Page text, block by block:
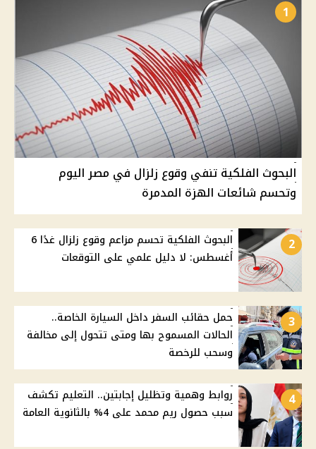
1
البحوث الفلكية تنفي وقوع زلزال في مصر اليوم
وتحسم شائعات الهزة المدمرة
2
البحوث الفلكية تحسم مزاعم وقوع زلزال غدًا 6
أغسطس: لا دليل علمي على التوقعات
3
حمل حقائب السفر داخل السيارة الخاصة..
الحالات المسموح بها ومتى تتحول إلى مخالفة
وسحب للرخصة
4
روابط وهمية وتظليل إجابتين.. التعليم تكشف
سبب حصول ريم محمد على 4% بالثانوية العامة